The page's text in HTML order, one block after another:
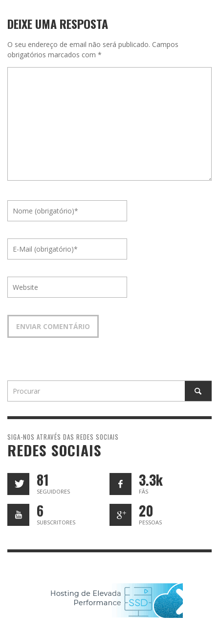
DEIXE UMA RESPOSTA
O seu endereço de email não será publicado. Campos
obrigatórios marcados com *
SIGA-NOS ATRAVÉS DAS REDES SOCIAIS
REDES SOCIAIS
81
SEGUIDORES
3.3k
FÃS
6
SUBSCRITORES
20
PESSOAS